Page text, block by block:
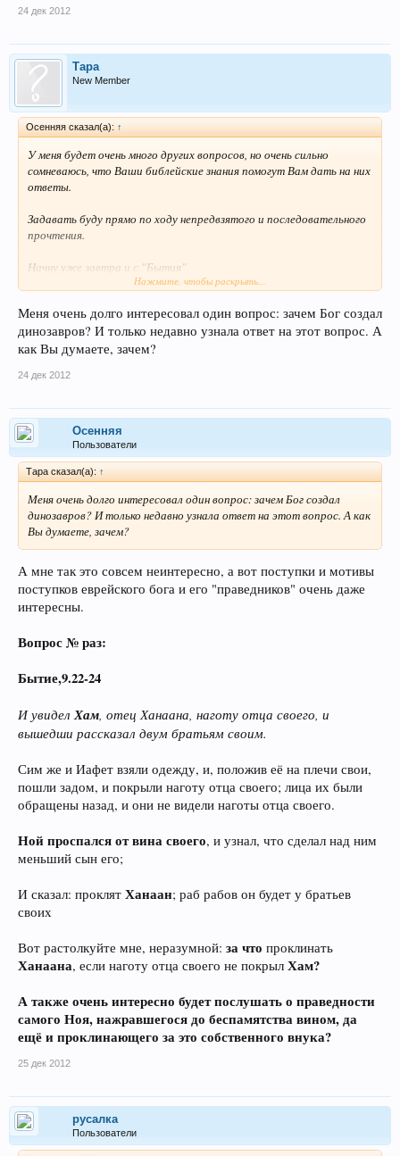
24 дек 2012
Тара
New Member
Осенняя сказал(а): ↑
У меня будет очень много других вопросов, но очень сильно
сомневаюсь, что Ваши библейские знания помогут Вам дать на них
ответы.
Задавать буду прямо по ходу непредвзятого и последовательного
прочтения.
Начну уже завтра и с "Бытия"
Нажмите, чтобы раскрыть...
Меня очень долго интересовал один вопрос: зачем Бог создал
динозавров? И только недавно узнала ответ на этот вопрос. А
как Вы думаете, зачем?
24 дек 2012
Осенняя
Пользователи
Тара сказал(а): ↑
Меня очень долго интересовал один вопрос: зачем Бог создал
динозавров? И только недавно узнала ответ на этот вопрос. А как
Вы думаете, зачем?
А мне так это совсем неинтересно, а вот поступки и мотивы
поступков еврейского бога и его "праведников" очень даже
интересны.
Вопрос № раз:
Бытие,9.22-24
И увиделХам, отец Ханаана, наготу отца своего, и
вышедши рассказал двум братьям своим.
Сим же и Иафет взяли одежду, и, положив её на плечи свои,
пошли задом, и покрыли наготу отца своего; лица их были
обращены назад, и они не видели наготы отца своего.
Ной проспался от вина своего, и узнал, что сделал над ним
меньший сын его;
И сказал: проклят Ханаан; раб рабов он будет у братьев
своих
Вот растолкуйте мне, неразумной: за что проклинать
Ханаана, если наготу отца своего не покрыл Хам?
А также очень интересно будет послушать о праведности
самого Ноя, нажравшегося до беспамятства вином, да
ещё и проклинающего за это собственного внука?
25 дек 2012
русалка
Пользователи